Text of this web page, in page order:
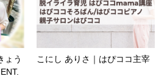
ょう
こにし ありさ｜はぴココ主宰